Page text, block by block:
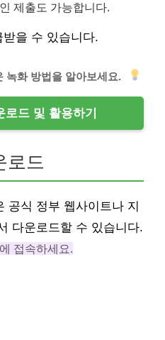
제출도 가능합니다.
을 수 있습니다.
녹화 방법을 알아보세요.
로드 및 활용하기
로드
공식 정부 웹사이트나 지
다운로드할 수 있습니다.
접속하세요.